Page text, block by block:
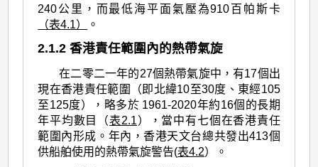
240公里，而最低海平面氣壓為910百帕斯卡
（表4.1）
。
2.1.2 香港責任範圍內的熱帶氣旋
在二零二一年的27個熱帶氣旋中，有17個出
現在香港責任範圍（即北緯10至30度、東經105
至125度），略多於 1961-2020年約16個的長期
年平均數目（表2.1），當中有七個在香港責任
範圍內形成。年內，香港天文台總共發出413個
供船舶使用的熱帶氣旋警告(表4.2）。